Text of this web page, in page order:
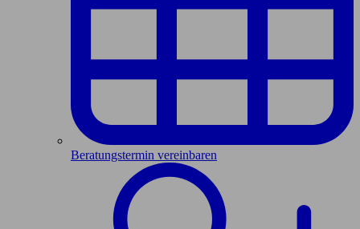
Beratungstermin vereinbaren